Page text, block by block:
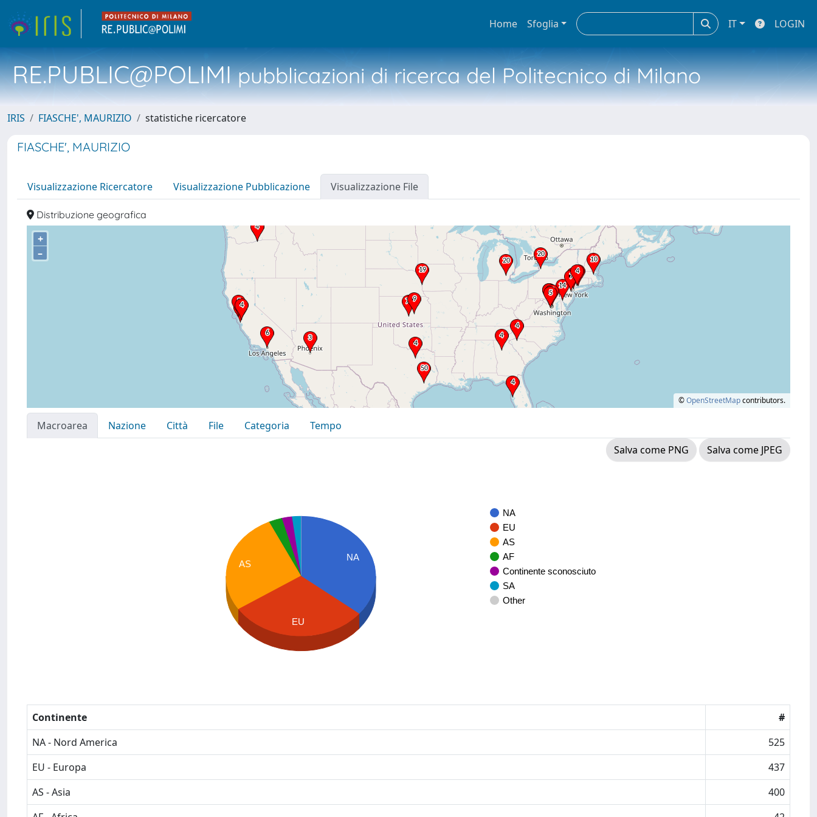
Home Sfoglia IT LOGIN
RE.PUBLIC@POLIMIpubblicazioni di ricerca del Politecnico di Milano
IRIS FIASCHE', MAURIZIO statistiche ricercatore
FIASCHE', MAURIZIO
Visualizzazione Ricercatore Visualizzazione Pubblicazione Visualizzazione File
Distribuzione geografica
+
–
©OpenStreetMapcontributors.
Macroarea Nazione Città File Categoria
Tempo
Salva come PNG
Salva come JPEG
NA
EU
AS
AF
Continente sconosciuto
SA
Other
NA
AS
EU
Continente
#
NA - Nord America
525
EU - Europa
437
AS - Asia
400